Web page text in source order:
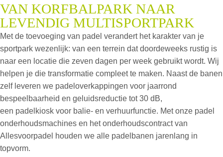
VAN KORFBALPARK NAAR
LEVENDIG MULTISPORTPARK
Met de toevoeging van padel verandert het karakter van je
sportpark wezenlijk: van een terrein dat doordeweeks rustig is
naar een locatie die zeven dagen per week gebruikt wordt. Wij
helpen je die transformatie compleet te maken. Naast de banen
zelf leveren we padeloverkappingen voor jaarrond
bespeelbaarheid en geluidsreductie tot 30 dB,
een padelkiosk voor balie- en verhuurfunctie. Met onze padel
onderhoudsmachines en het onderhoudscontract van
Allesvoorpadel houden we alle padelbanen jarenlang in
topvorm.